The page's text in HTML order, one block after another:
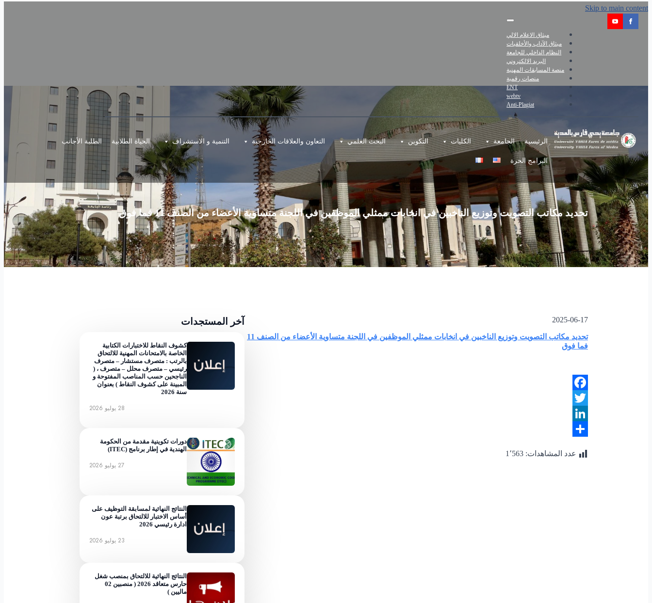
Skip to main content
ميثاق الاعلام الالي
ميثاق الآداب والأخلقيات
النظام الداخلي للجامعة
البريد الالكتروني
منصة المسابقات المهنية
منصات رقمية
ENT
webtv
Anti-Plagiat
الرئيسية الجامعة الكليات التكوين البحث العلمي التعاون والعلاقات الخارجية التنمية و الاستشراف الحياة الطلابية الطلبة الأجانب
البرامج الحرة
تحديد مكاتب التصويت وتوزيع الناخبين في انخابات ممثلي الموظفين في اللجنة متساوية الأعضاء من الصنف 11 فما فوق‎
2025-06-17
تحديد مكاتب التصويت وتوزيع الناخبين في انخابات ممثلي الموظفين في اللجنة متساوية الأعضاء من الصنف 11
فما فوق
Facebook
Twitter
LinkedIn
عدد المشاهدات: 1٬563
آخر المستجدات
كشوف النقاط للاختبارات الكتابية
الخاصة بالامتحانات المهنية للالتحاق
بالرتب : متصرف مستشار – متصرف
رئيسي – متصرف محلل – متصرف ، (
الناجحين حسب المناصب المفتوحة و
المبينة على كشوف النقاط ) بعنوان
سنة 2026
28 يوليو 2026
دورات تكوينية مقدمة من الحكومة
الهندية في إطار برنامج (ITEC)
27 يوليو 2026
النتائج النهائية لمسابقة التوظيف على
أساس الاختبار للالتحاق برتبة عون
ادارة رئيسي 2026
23 يوليو 2026
النتائج النهائية للالتحاق بمنصب شغل
حارس متعاقد 2026 ( منصبين 02
ماليين )